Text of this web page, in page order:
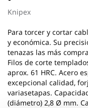
Knipex
Para torcer y cortar
y económica. Su
tenazas las más
Filos de corte
aprox. 61 HRC. Acero
excepcional calidad,
variasetapas.
(diámetro) 2,8 Ø mm.
la
galería
de
imágenes